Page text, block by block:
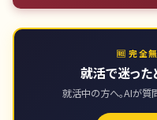
🆓 完全
就活で迷った
就活中の方へ。AIが質